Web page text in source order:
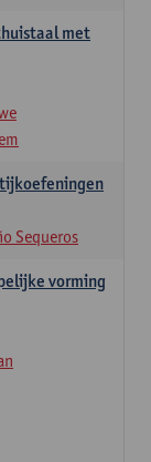
met
Sequeros
vorming